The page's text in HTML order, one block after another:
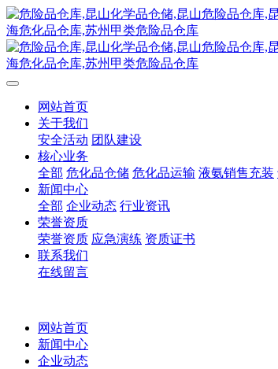
网站首页
关于我们
安全活动 团队建设
核心业务
全部 危化品仓储 危化品运输 液氨销售充装
新闻中心
全部 企业动态 行业资讯
荣誉资质
荣誉资质 应急演练 资质证书
联系我们
在线留言
网站首页
新闻中心
企业动态